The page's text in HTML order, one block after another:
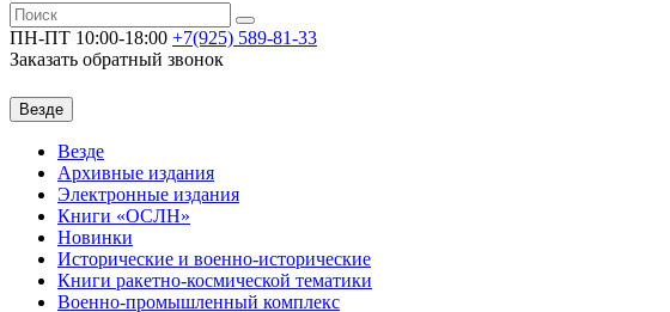
ПН-ПТ 10:00-18:00 +7(925) 589-81-33
Заказать обратный звонок
Везде
Везде
Архивные издания
Электронные издания
Книги «ОСЛН»
Новинки
Исторические и военно-исторические
Книги ракетно-космической тематики
Военно-промышленный комплекс